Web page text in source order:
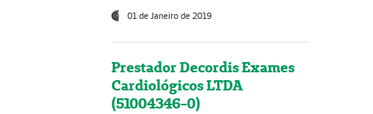
01 de Janeiro de 2019
Prestador Decordis Exames
Cardiológicos LTDA
(51004346-0)